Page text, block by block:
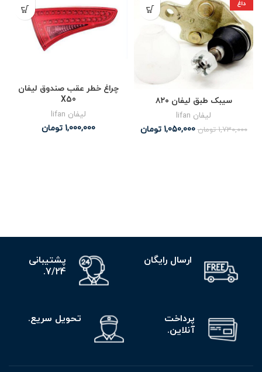
داغ
سیبک طبق لیفان ۸۲۰
لیفان lifan
1,730,000 تومان 1,050,000 تومان
چراغ خطر عقب صندوق لیفان
X50
لیفان lifan
1,000,000 تومان
ارسال رایگان
پشتیبانی
7/24.
پرداخت
آنلاین.
تحویل سریع.